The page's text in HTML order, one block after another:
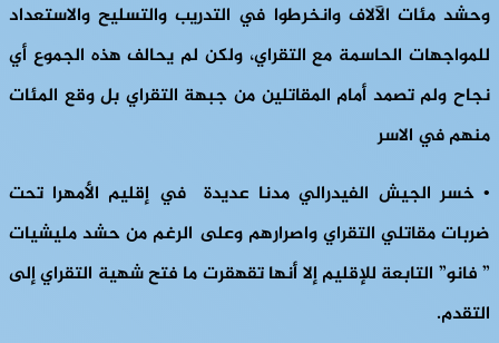
وحشد مئات الآلاف وانخرطوا في التدريب والتسليح والاستعداد
للمواجهات الحاسمة مع التقراي، ولكن لم يحالف هذه الجموع أي
نجاح ولم تصمد أمام المقاتلين من جبهة التقراي بل وقع المئات
منهم في الاسر
• خسر الجيش الفيدرالي مدنا عديدة في إقليم الأمهرا تحت
ضربات مقاتلي التقراي واصرارهم وعلى الرغم من حشد مليشيات
” فانو” التابعة للإقليم إلا أنها تقهقرت ما فتح شهية التقراي إلى
التقدم.